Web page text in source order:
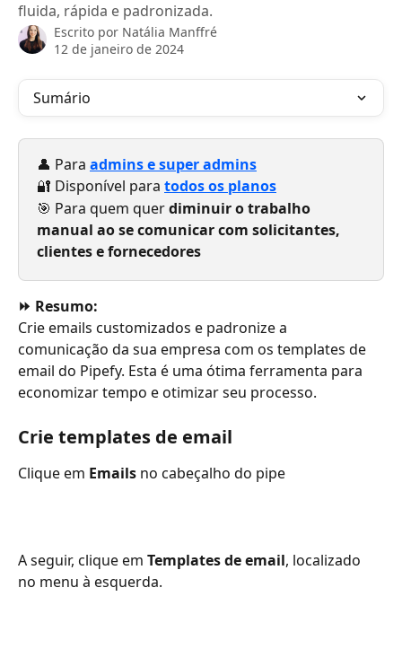
fluida, rápida e padronizada.
Escrito por Natália Manffré
12 de janeiro de 2024
Sumário
👤 Para admins e super admins
🔐 Disponível para todos os planos
🎯 Para quem quer diminuir o trabalho
manual ao se comunicar com solicitantes,
clientes e fornecedores
⏩ Resumo:
Crie emails customizados e padronize a
comunicação da sua empresa com os templates de
email do Pipefy. Esta é uma ótima ferramenta para
economizar tempo e otimizar seu processo.
Crie templates de email
Clique em Emails no cabeçalho do pipe
A seguir, clique em Templates de email, localizado
no menu à esquerda.